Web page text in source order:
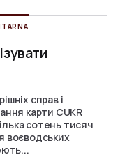
справ і
карти CUKR
сотень тисяч
воєводських